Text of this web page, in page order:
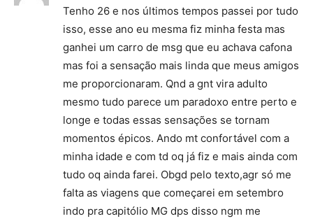
Tenho 26 e nos últimos tempos passei por tudo
isso, esse ano eu mesma fiz minha festa mas
ganhei um carro de msg que eu achava cafona
mas foi a sensação mais linda que meus amigos
me proporcionaram. Qnd a gnt vira adulto
mesmo tudo parece um paradoxo entre perto e
longe e todas essas sensações se tornam
momentos épicos. Ando mt confortável com a
minha idade e com td oq já fiz e mais ainda com
tudo oq ainda farei. Obgd pelo texto,agr só me
falta as viagens que começarei em setembro
indo pra capitólio MG dps disso ngm me